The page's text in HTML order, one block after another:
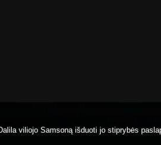
viliojo Samsoną išduoti jo stiprybės